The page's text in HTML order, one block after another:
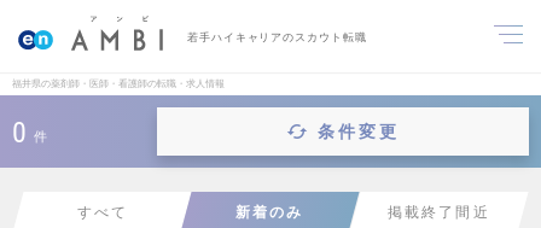
若手ハイキャリアのスカウト転職
福井県の薬剤師・医師・看護師の転職・求人情報
0 件 条件変更
すべて 新着のみ 掲載終了間近